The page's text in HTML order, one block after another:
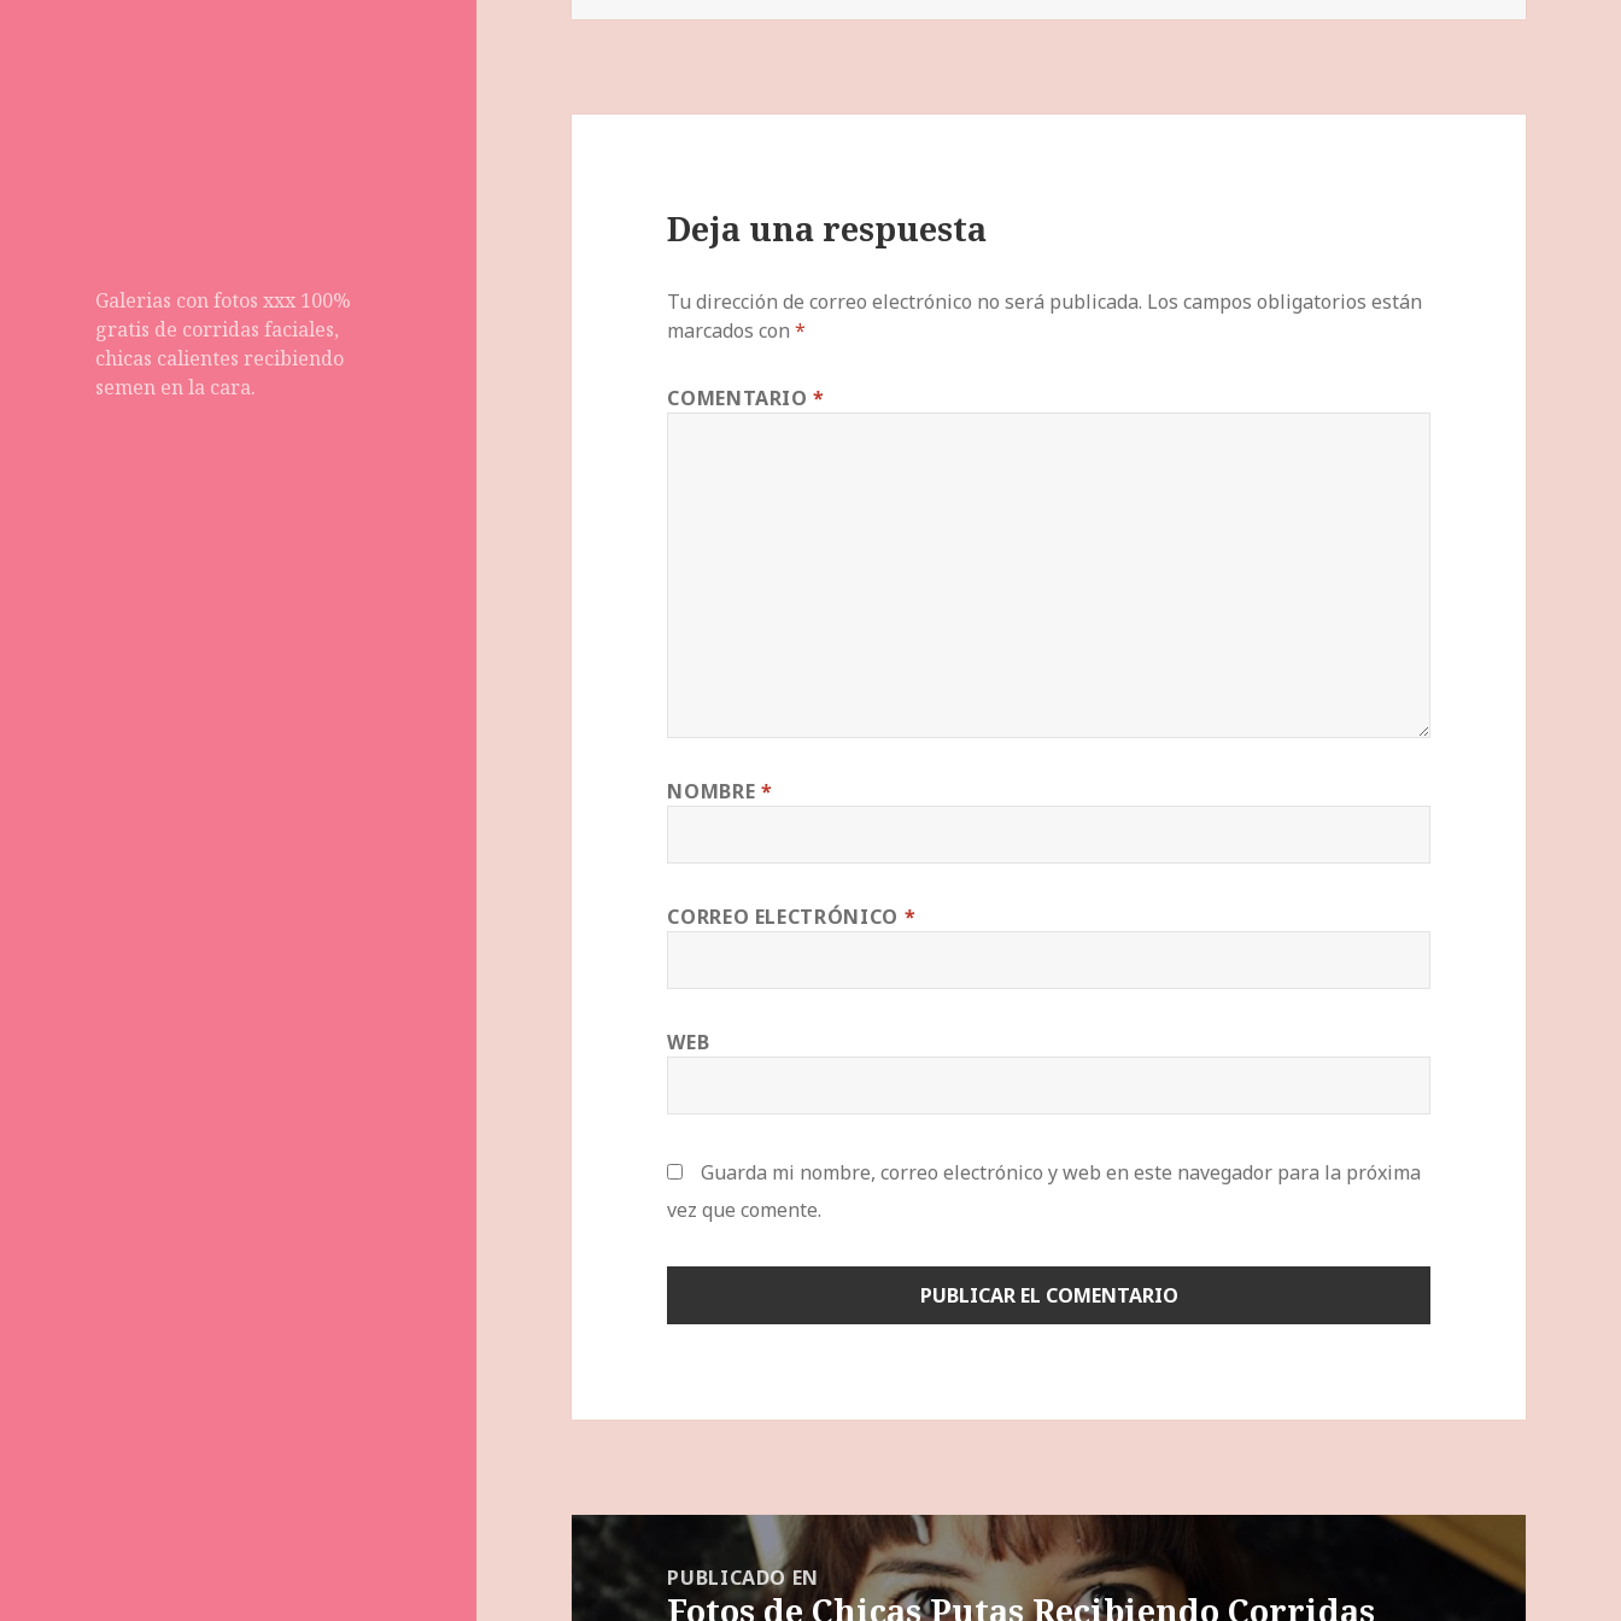
Galerias con fotos xxx 100%
gratis de corridas faciales,
chicas calientes recibiendo
semen en la cara.
Deja una respuesta
Tu dirección de correo electrónico no será publicada. Los campos obligatorios están
marcados con*
COMENTARIO*
NOMBRE *
CORREO ELECTRÓNICO *
WEB
Guarda mi nombre, correo electrónico y web en este navegador para la próxima
vez que comente.
Navegación
entradas
PUBLICADO EN
Fotos de Chicas Putas Recibiendo Corridas